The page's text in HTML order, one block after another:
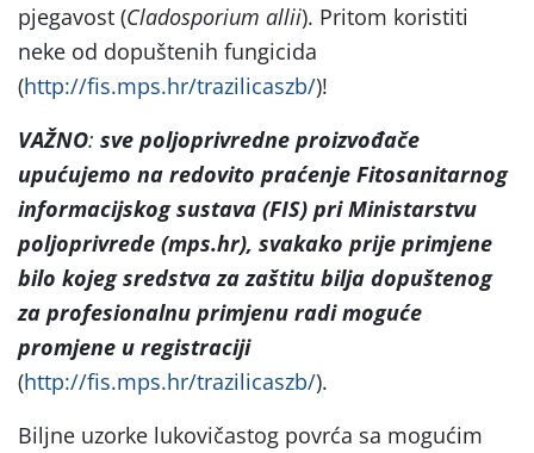
pjegavost (Cladosporium allii). Pritom koristiti
neke od dopuštenih fungicida
(http://fis.mps.hr/trazilicaszb/)!
VAŽNO: sve poljoprivredne proizvođače
upućujemo na redovito praćenje Fitosanitarnog
informacijskog sustava (FIS) pri Ministarstvu
poljoprivrede (mps.hr), svakako prije primjene
bilo kojeg sredstva za zaštitu bilja dopuštenog
za profesionalnu primjenu radi moguće
promjene u registraciji
(http://fis.mps.hr/trazilicaszb/).
Biljne uzorke lukovičastog povrća sa mogućim